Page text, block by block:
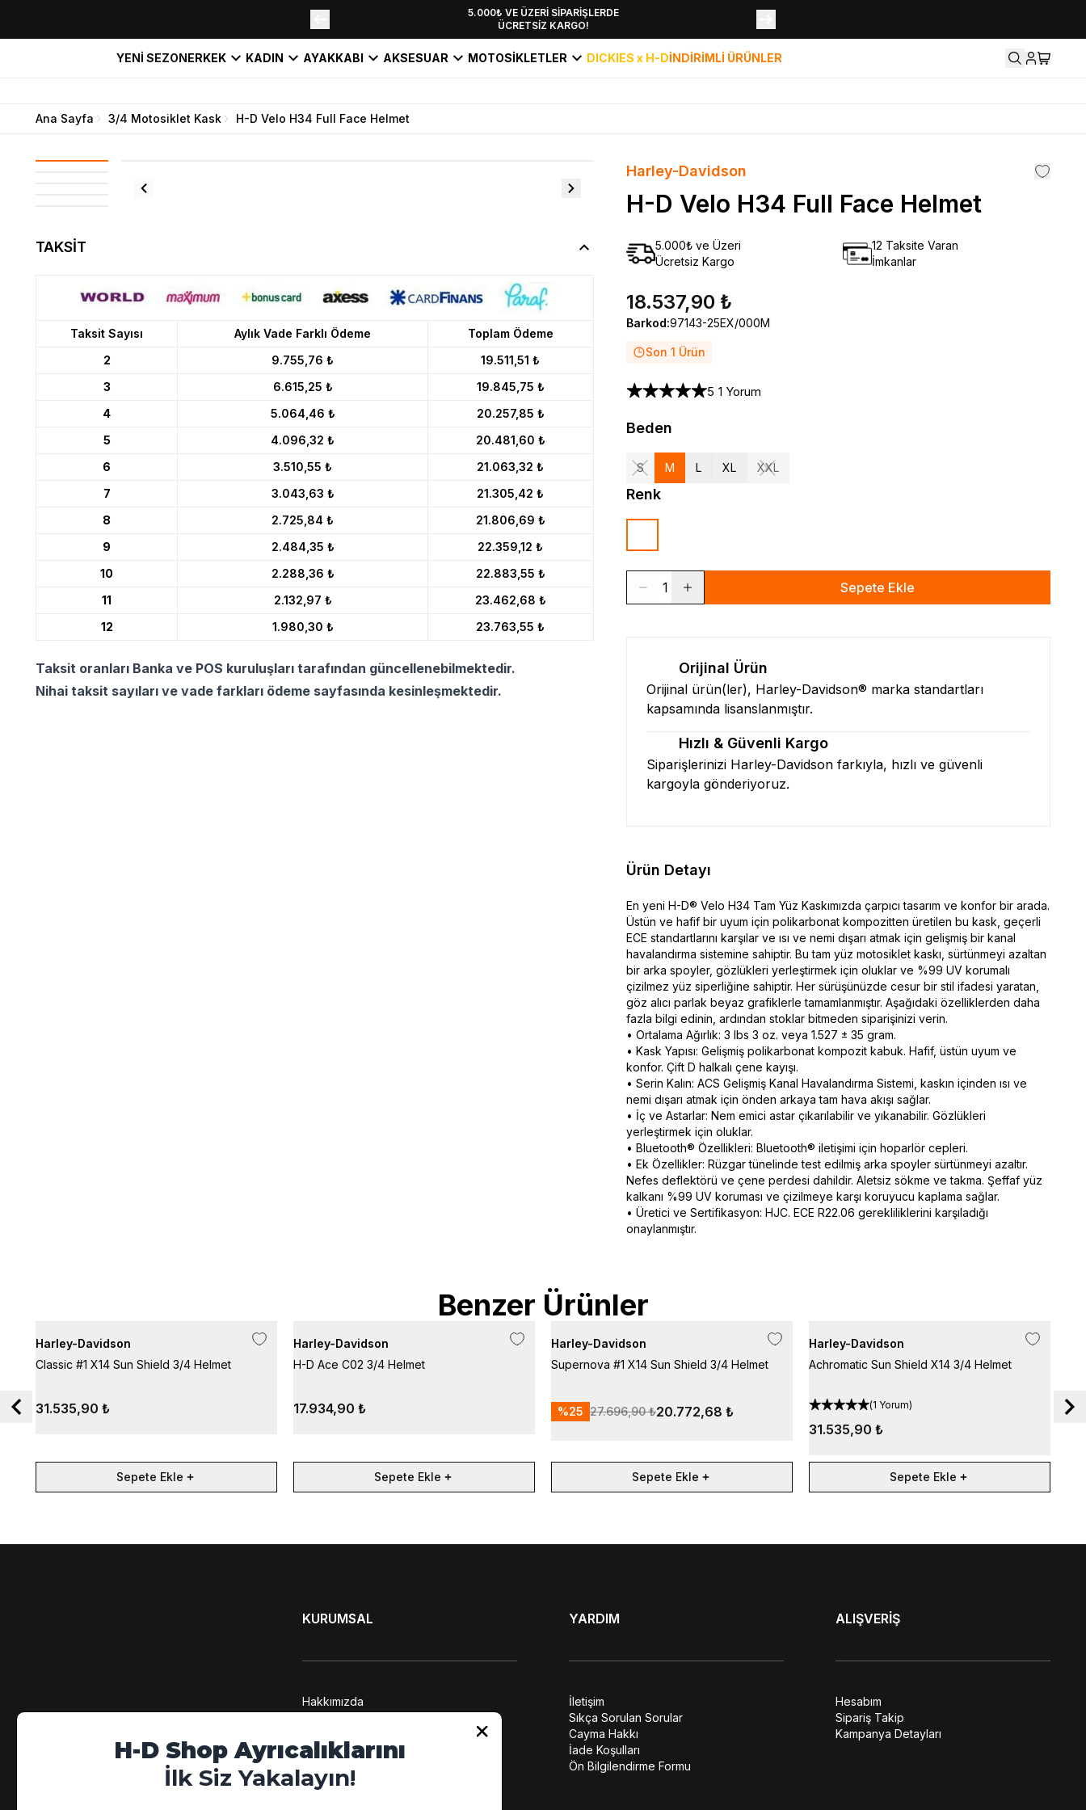
5.000₺ VE ÜZERİ SİPARİŞLERDE
ÜCRETSİZ KARGO!
YENİ SEZON KOLEKSİYONU EKLENDİ,
HEMEN KEŞFET!
YENİ SEZONERKEK KADIN AYAKKABI AKSESUAR MOTOSİKLETLER DICKIES x H-DİNDİRİMLİ ÜRÜNLER
Ana Sayfa 3/4 Motosiklet Kask H-D Velo H34 Full Face Helmet
TAKSİT
Taksit Sayısı Aylık Vade Farklı Ödeme
Toplam Ödeme
2
9.755,76 ₺
19.511,51 ₺
3
6.615,25 ₺
19.845,75 ₺
4
5.064,46 ₺
20.257,85 ₺
5
4.096,32 ₺
20.481,60 ₺
6
3.510,55 ₺
21.063,32 ₺
7
3.043,63 ₺
21.305,42 ₺
8
2.725,84 ₺
21.806,69 ₺
9
2.484,35 ₺
22.359,12 ₺
10
2.288,36 ₺
22.883,55 ₺
11
2.132,97 ₺
23.462,68 ₺
12
1.980,30 ₺ 23.763,55 ₺
Taksit oranları Banka ve POS kuruluşları tarafından güncellenebilmektedir.
Nihai taksit sayıları ve vade farkları ödeme sayfasında kesinleşmektedir.
Harley-Davidson
H-D Velo H34 Full Face Helmet
5.000₺ ve Üzeri
Ücretsiz Kargo
12 Taksite Varan
İmkanlar
18.537,90 ₺
Barkod:97143-25EX/000M
Son 1 Ürün
5 1 Yorum
Beden
S M L XL XXL
Renk
1 Sepete Ekle
Orijinal Ürün
Orijinal ürün(ler), Harley-Davidson® marka standartları
kapsamında lisanslanmıştır.
Hızlı & Güvenli Kargo
Siparişlerinizi Harley-Davidson farkıyla, hızlı ve güvenli
kargoyla gönderiyoruz.
Ürün Detayı
En yeni H-D® Velo H34 Tam Yüz Kaskımızda çarpıcı tasarım ve konfor bir arada.
Üstün ve hafif bir uyum için polikarbonat kompozitten üretilen bu kask, geçerli
ECE standartlarını karşılar ve ısı ve nemi dışarı atmak için gelişmiş bir kanal
havalandırma sistemine sahiptir. Bu tam yüz motosiklet kaskı, sürtünmeyi azaltan
bir arka spoyler, gözlükleri yerleştirmek için oluklar ve %99 UV korumalı
çizilmez yüz siperliğine sahiptir. Her sürüşünüzde cesur bir stil ifadesi yaratan,
göz alıcı parlak beyaz grafiklerle tamamlanmıştır. Aşağıdaki özelliklerden daha
fazla bilgi edinin, ardından stoklar bitmeden siparişinizi verin.
• Ortalama Ağırlık: 3 lbs 3 oz. veya 1.527 ± 35 gram.
• Kask Yapısı: Gelişmiş polikarbonat kompozit kabuk. Hafif, üstün uyum ve
konfor. Çift D halkalı çene kayışı.
• Serin Kalın: ACS Gelişmiş Kanal Havalandırma Sistemi, kaskın içinden ısı ve
nemi dışarı atmak için önden arkaya tam hava akışı sağlar.
• İç ve Astarlar: Nem emici astar çıkarılabilir ve yıkanabilir. Gözlükleri
yerleştirmek için oluklar.
• Bluetooth® Özellikleri: Bluetooth® iletişimi için hoparlör cepleri.
• Ek Özellikler: Rüzgar tünelinde test edilmiş arka spoyler sürtünmeyi azaltır.
Nefes deflektörü ve çene perdesi dahildir. Aletsiz sökme ve takma. Şeffaf yüz
kalkanı %99 UV koruması ve çizilmeye karşı koruyucu kaplama sağlar.
• Üretici ve Sertifikasyon: HJC. ECE R22.06 gerekliliklerini karşıladığı
onaylanmıştır.
Benzer Ürünler
Harley-Davidson
Classic #1 X14 Sun Shield 3/4 Helmet
31.535,90 ₺
Sepete Ekle
Harley-Davidson
H-D Ace C02 3/4 Helmet
17.934,90 ₺
Sepete Ekle
Harley-Davidson
Supernova #1 X14 Sun Shield 3/4 Helmet
%25 27.696,90 ₺20.772,68 ₺
Sepete Ekle
Harley-Davidson
Achromatic Sun Shield X14 3/4 Helmet
(1 Yorum)
31.535,90 ₺
Sepete Ekle
%
KURUMSAL
Hakkımızda
Üyelik Sözleşmesi
Gizlilik Politikası
YARDIM
İletişim
Sıkça Sorulan Sorular
Cayma Hakkı
İade Koşulları
Ön Bilgilendirme Formu
ALIŞVERİŞ
Hesabım
Sipariş Takip
Kampanya Detayları
H-D Shop Ayrıcalıklarını
İlk Siz Yakalayın!